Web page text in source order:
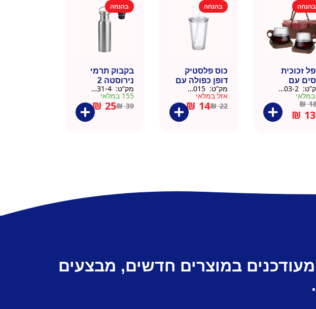
בהנחה
זכוכית
עם
וידית עץ
2 יח
₪
₪
בהנחה
כוס פלסטיק
דופן כפולה עם
קשית
מק”ט: 9911015
אזל במלאי
₪22
₪ 14
בהנחה
בקבוק תרמי
נירוסטה 2
פקקים 500 מל
– כסוף קלאסי
מק”ט: 9901031-4
155 במלאי
₪39
₪ 25
במוצרים חדשים, מבצעים